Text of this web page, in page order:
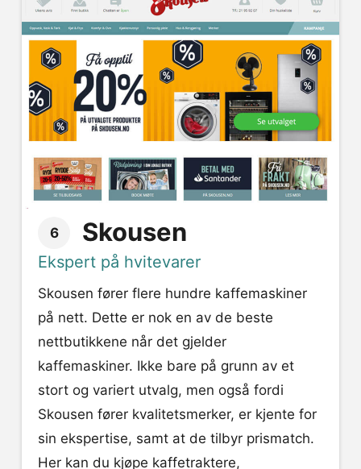
6 Skousen
Ekspert på hvitevarer
Skousen fører flere hundre kaffemaskiner
på nett. Dette er nok en av de beste
nettbutikkene når det gjelder
kaffemaskiner. Ikke bare på grunn av et
stort og variert utvalg, men også fordi
Skousen fører kvalitetsmerker, er kjente for
sin ekspertise, samt at de tilbyr prismatch.
Her kan du kjøpe kaffetraktere,